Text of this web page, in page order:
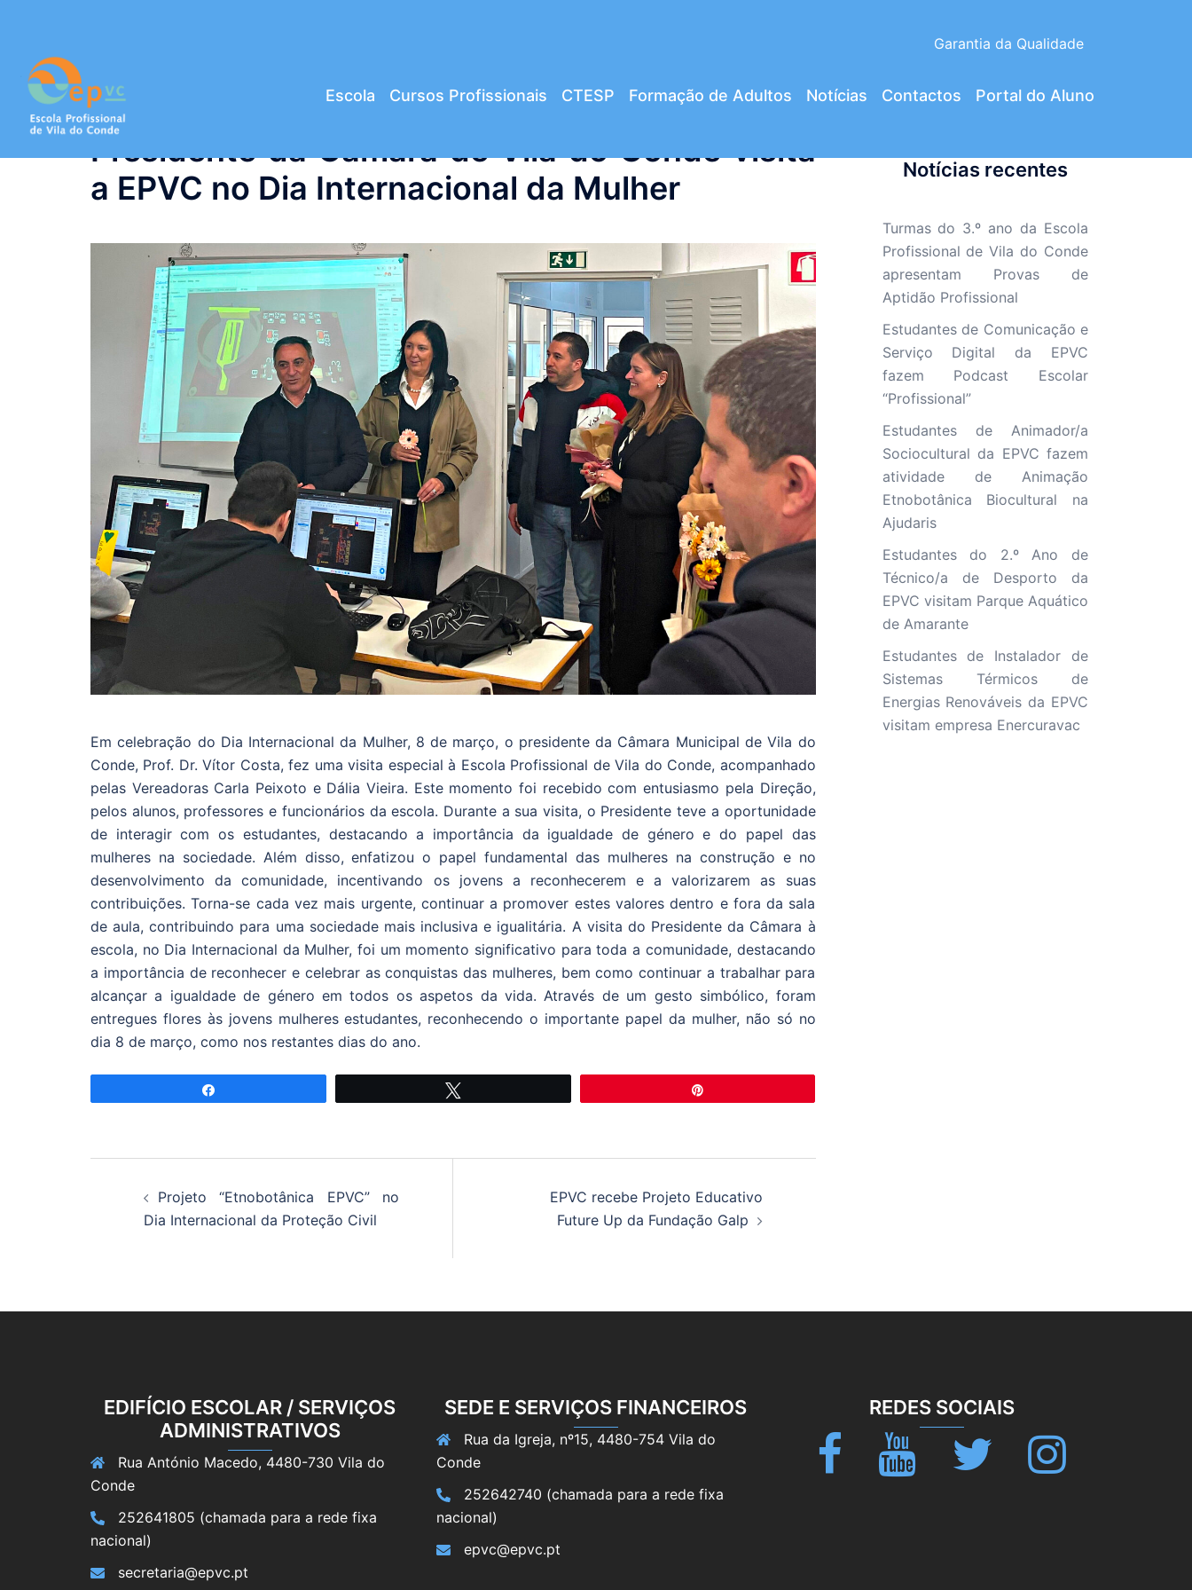
conteúdo
Garantia da Qualidade
Escola Cursos Profissionais CTESP Formação de Adultos Notícias Contactos Portal do Aluno
Presidente da Câmara de Vila do Conde visita
a EPVC no Dia Internacional da Mulher
Em celebração do Dia Internacional da Mulher, 8 de março, o presidente da Câmara Municipal de Vila do
Conde, Prof. Dr. Vítor Costa, fez uma visita especial à Escola Profissional de Vila do Conde, acompanhado
pelas Vereadoras Carla Peixoto e Dália Vieira. Este momento foi recebido com entusiasmo pela Direção,
pelos alunos, professores e funcionários da escola. Durante a sua visita, o Presidente teve a oportunidade
de interagir com os estudantes, destacando a importância da igualdade de género e do papel das
mulheres na sociedade. Além disso, enfatizou o papel fundamental das mulheres na construção e no
desenvolvimento da comunidade, incentivando os jovens a reconhecerem e a valorizarem as suas
contribuições. Torna-se cada vez mais urgente, continuar a promover estes valores dentro e fora da sala
de aula, contribuindo para uma sociedade mais inclusiva e igualitária. A visita do Presidente da Câmara à
escola, no Dia Internacional da Mulher, foi um momento significativo para toda a comunidade, destacando
a importância de reconhecer e celebrar as conquistas das mulheres, bem como continuar a trabalhar para
alcançar a igualdade de género em todos os aspetos da vida. Através de um gesto simbólico, foram
entregues flores às jovens mulheres estudantes, reconhecendo o importante papel da mulher, não só no
dia 8 de março, como nos restantes dias do ano.
Projeto “Etnobotânica EPVC” no
Dia Internacional da Proteção Civil
EPVC recebe Projeto Educativo
Future Up da Fundação Galp
Notícias recentes
Turmas do 3.º ano da Escola
Profissional de Vila do Conde
apresentam Provas de
Aptidão Profissional
Estudantes de Comunicação e
Serviço Digital da EPVC
fazem Podcast Escolar
“Profissional”
Estudantes de Animador/a
Sociocultural da EPVC fazem
atividade de Animação
Etnobotânica Biocultural na
Ajudaris
Estudantes do 2.º Ano de
Técnico/a de Desporto da
EPVC visitam Parque Aquático
de Amarante
Estudantes de Instalador de
Sistemas Térmicos de
Energias Renováveis da EPVC
visitam empresa Enercuravac
EDIFÍCIO ESCOLAR / SERVIÇOS
ADMINISTRATIVOS
Rua António Macedo, 4480-730 Vila do
Conde
252641805 (chamada para a rede fixa
nacional)
secretaria@epvc.pt
SEDE E SERVIÇOS FINANCEIROS
Rua da Igreja, nº15, 4480-754 Vila do
Conde
252642740 (chamada para a rede fixa
nacional)
epvc@epvc.pt
REDES SOCIAIS
Facebook Youtube Twitter